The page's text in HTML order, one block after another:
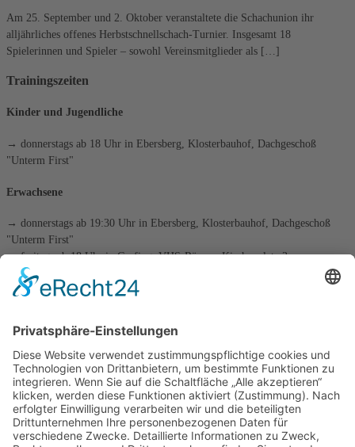
Am 25. September und 2. Oktober veranstaltete die Schachunion ihr
alljährliches offenes Herbstschnellschach-Turnier. Insgesamt 18
Spielerinnen und Spieler – sowohl Vereinsmitglieder als […]
Trainingszeiten
Kinder und Jugendliche
→ donnerstags ab 18 Uhr in Ebersberg, Klosterbauhof, Dachgeschoß
"Unterm First"
Erwachsene
→ donnerstags ab 19:30 Uhr in Ebersberg, Klosterbauhof, Dachgeschoß
"Unterm First"
→ freitags ab 18 Uhr in Grafing, VHS-Räume, Kirchenplatz 3
die tägliche Schachaufgabe
Kategorien
Archiv
Archiv